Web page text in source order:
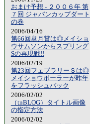
おまけ予想 - ２００６年 第
７回 ジャパンカップダート
の巻
2006/04/16
第66回皐月賞は◎メイショ
ウサムソンからスプリング
Sの再現戦!!
2006/02/19
第23回フェブラリーＳは◎
メイショウボーラーが昨年
をフラッシュバック
2006/02/02
（tnBLOG）タイトル画像
の指定方法
2006/02/02